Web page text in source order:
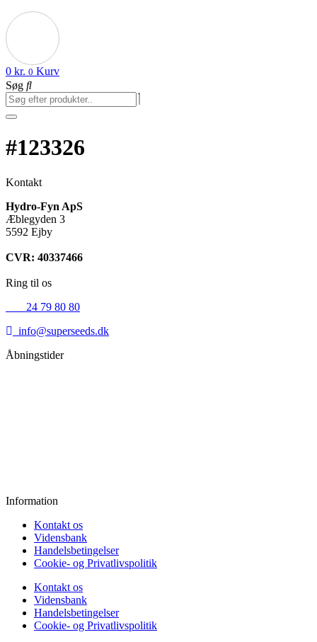
0 kr. 0 Kurv
Søg
#123326
Kontakt
Hydro-Fyn ApS
Æblegyden 3
5592 Ejby
CVR: 40337466
Ring til os
24 79 80 80
info@superseeds.dk
Åbningstider
Information
Kontakt os
Vidensbank
Handelsbetingelser
Cookie- og Privatlivspolitik
Kontakt os
Vidensbank
Handelsbetingelser
Cookie- og Privatlivspolitik